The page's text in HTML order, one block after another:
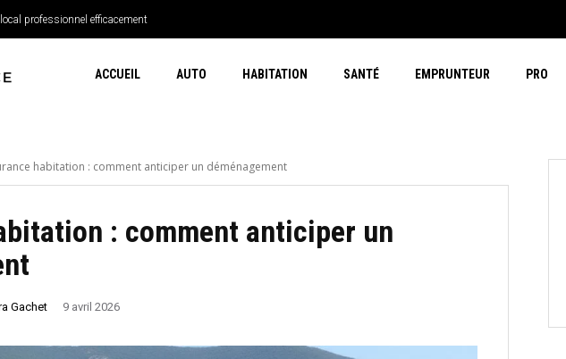
professionnel efficacement
mutuelle santé lorsque l’on est indépendant
ACCUEIL AUTO HABITATION SANTÉ EMPRUNTEUR PRO
habitation : comment anticiper un déménagement
: comment anticiper un
Gachet 9 avril 2026